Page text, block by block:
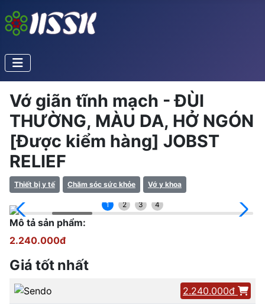
Vớ giãn tĩnh mạch - ĐÙI
THƯỜNG, MÀU DA, HỞ NGÓN
[Được kiểm hàng] JOBST
RELIEF
Thiết bị y tế Chăm sóc sức khỏe Vớ y khoa
1 2 3 4
Mô tả sản phẩm:
2.240.000đ
Giá tốt nhất
2.240.000đ